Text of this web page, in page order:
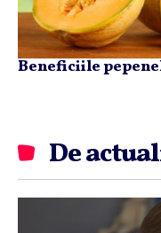
Beneficiile
De